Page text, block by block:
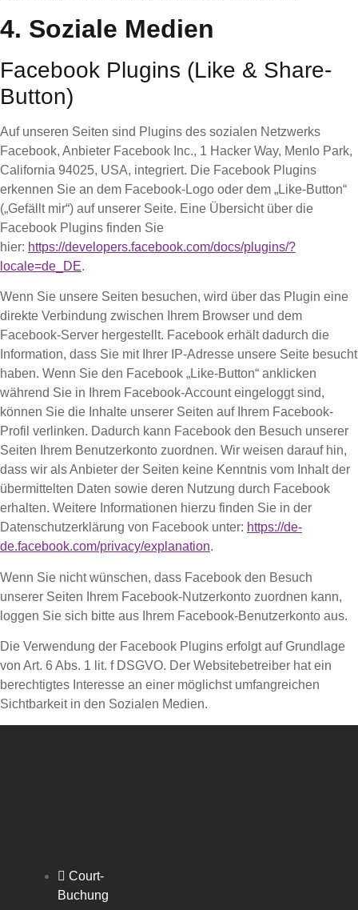
4. Soziale Medien
Facebook Plugins (Like & Share-
Button)
Auf unseren Seiten sind Plugins des sozialen Netzwerks
Facebook, Anbieter Facebook Inc., 1 Hacker Way, Menlo Park,
California 94025, USA, integriert. Die Facebook Plugins
erkennen Sie an dem Facebook-Logo oder dem „Like-Button“
(„Gefällt mir“) auf unserer Seite. Eine Übersicht über die
Facebook Plugins finden Sie
hier: https://developers.facebook.com/docs/plugins/?
locale=de_DE.
Wenn Sie unsere Seiten besuchen, wird über das Plugin eine
direkte Verbindung zwischen Ihrem Browser und dem
Facebook-Server hergestellt. Facebook erhält dadurch die
Information, dass Sie mit Ihrer IP-Adresse unsere Seite besucht
haben. Wenn Sie den Facebook „Like-Button“ anklicken
während Sie in Ihrem Facebook-Account eingeloggt sind,
können Sie die Inhalte unserer Seiten auf Ihrem Facebook-
Profil verlinken. Dadurch kann Facebook den Besuch unserer
Seiten Ihrem Benutzerkonto zuordnen. Wir weisen darauf hin,
dass wir als Anbieter der Seiten keine Kenntnis vom Inhalt der
übermittelten Daten sowie deren Nutzung durch Facebook
erhalten. Weitere Informationen hierzu finden Sie in der
Datenschutzerklärung von Facebook unter: https://de-
de.facebook.com/privacy/explanation.
Wenn Sie nicht wünschen, dass Facebook den Besuch
unserer Seiten Ihrem Facebook-Nutzerkonto zuordnen kann,
loggen Sie sich bitte aus Ihrem Facebook-Benutzerkonto aus.
Die Verwendung der Facebook Plugins erfolgt auf Grundlage
von Art. 6 Abs. 1 lit. f DSGVO. Der Websitebetreiber hat ein
berechtigtes Interesse an einer möglichst umfangreichen
Sichtbarkeit in den Sozialen Medien.
Court-
Buchung